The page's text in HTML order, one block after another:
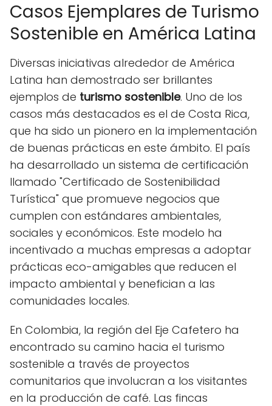
Casos Ejemplares de Turismo
Sostenible en América Latina
Diversas iniciativas alrededor de América
Latina han demostrado ser brillantes
ejemplos de turismo sostenible. Uno de los
casos más destacados es el de Costa Rica,
que ha sido un pionero en la implementación
de buenas prácticas en este ámbito. El país
ha desarrollado un sistema de certificación
llamado "Certificado de Sostenibilidad
Turística" que promueve negocios que
cumplen con estándares ambientales,
sociales y económicos. Este modelo ha
incentivado a muchas empresas a adoptar
prácticas eco-amigables que reducen el
impacto ambiental y benefician a las
comunidades locales.
En Colombia, la región del Eje Cafetero ha
encontrado su camino hacia el turismo
sostenible a través de proyectos
comunitarios que involucran a los visitantes
en la producción de café. Las fincas